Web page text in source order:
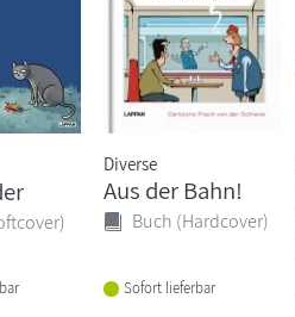
Diverse
Aus der Bahn!
Buch (Hardcover)
Sofort lieferbar